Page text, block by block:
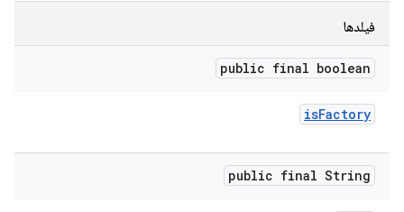
فیلدها
public final boolean
isFactory
public final String